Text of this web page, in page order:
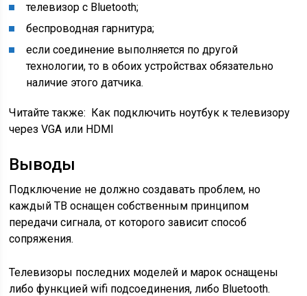
телевизор с Bluetooth;
беспроводная гарнитура;
если соединение выполняется по другой
технологии, то в обоих устройствах обязательно
наличие этого датчика.
Читайте также: Как подключить ноутбук к телевизору
через VGA или HDMI
Выводы
Подключение не должно создавать проблем, но
каждый ТВ оснащен собственным принципом
передачи сигнала, от которого зависит способ
сопряжения.
Телевизоры последних моделей и марок оснащены
либо функцией wifi подсоединения, либо Bluetooth.